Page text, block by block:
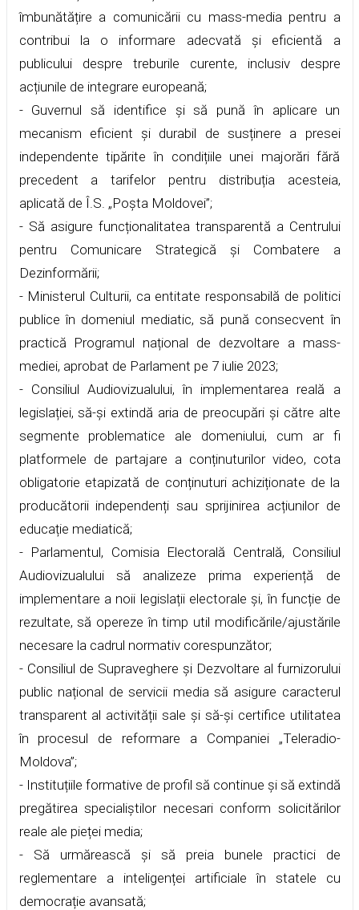
îmbunătățire a comunicării cu mass-media pentru a
contribui la o informare adecvată și eficientă a
publicului despre treburile curente, inclusiv despre
acțiunile de integrare europeană;
- Guvernul să identifice și să pună în aplicare un
mecanism eficient și durabil de susținere a presei
independente tipărite în condițiile unei majorări fără
precedent a tarifelor pentru distribuția acesteia,
aplicată de Î.S. „Poșta Moldovei”;
- Să asigure funcționalitatea transparentă a Centrului
pentru Comunicare Strategică și Combatere a
Dezinformării;
- Ministerul Culturii, ca entitate responsabilă de politici
publice în domeniul mediatic, să pună consecvent în
practică Programul național de dezvoltare a mass-
mediei, aprobat de Parlament pe 7 iulie 2023;
- Consiliul Audiovizualului, în implementarea reală a
legislației, să-și extindă aria de preocupări și către alte
segmente problematice ale domeniului, cum ar fi
platformele de partajare a conținuturilor video, cota
obligatorie etapizată de conținuturi achiziționate de la
producătorii independenți sau sprijinirea acțiunilor de
educație mediatică;
- Parlamentul, Comisia Electorală Centrală, Consiliul
Audiovizualului să analizeze prima experiență de
implementare a noii legislații electorale și, în funcție de
rezultate, să opereze în timp util modificările/ajustările
necesare la cadrul normativ corespunzător;
- Consiliul de Supraveghere și Dezvoltare al furnizorului
public național de servicii media să asigure caracterul
transparent al activității sale și să-și certifice utilitatea
în procesul de reformare a Companiei „Teleradio-
Moldova”;
- Instituțiile formative de profil să continue și să extindă
pregătirea specialiștilor necesari conform solicitărilor
reale ale pieței media;
- Să urmărească și să preia bunele practici de
reglementare a inteligenței artificiale în statele cu
democrație avansată;